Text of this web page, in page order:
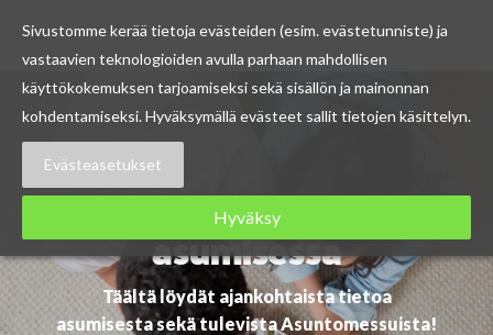
Skip
Ajankohtaista
asumisessa
Täältä löydät ajankohtaista tietoa
asumisesta sekä tulevista Asuntomessuista!
Sivustomme kerää tietoja evästeiden (esim. evästetunniste) ja
vastaavien teknologioiden avulla parhaan mahdollisen
käyttökokemuksen tarjoamiseksi sekä sisällön ja mainonnan
kohdentamiseksi. Hyväksymällä evästeet sallit tietojen käsittelyn.
Evästeasetukset
Hyväksy